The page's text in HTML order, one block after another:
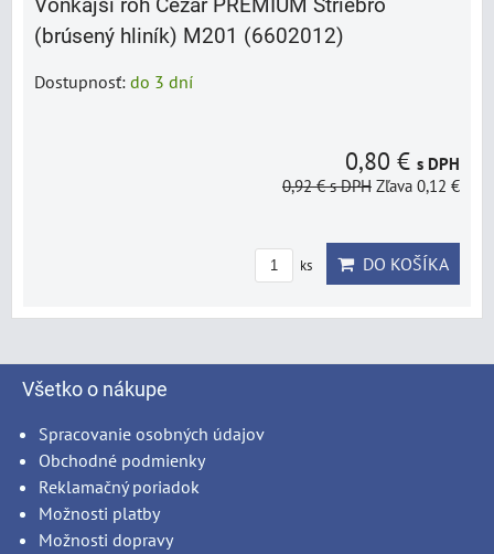
Vonkajší roh Cezar PREMIUM Striebro
(brúsený hliník) M201 (6602012)
Dostupnosť: do 3 dní
0,80 € s DPH
0,92 €s DPH Zľava 0,12 €
ks DO KOŠÍKA
Všetko o nákupe
Spracovanie osobných údajov
Obchodné podmienky
Reklamačný poriadok
Možnosti platby
Možnosti dopravy